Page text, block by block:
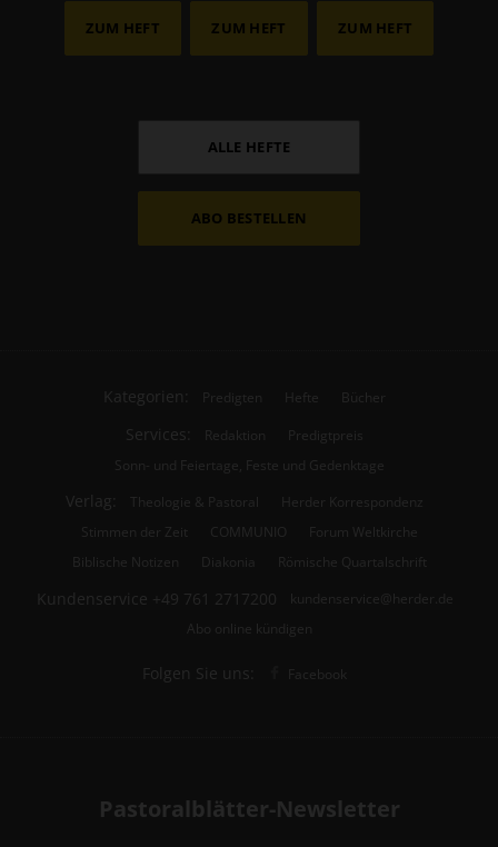
ZUM HEFT ZUM HEFT ZUM HEFT
ALLE HEFTE
ABO BESTELLEN
Kategorien: Predigten Hefte Bücher
Services: Redaktion
Predigtpreis
Sonn- und Feiertage, Feste und Gedenktage
Verlag: Theologie & Pastoral
Herder Korrespondenz
Stimmen der Zeit
COMMUNIO
Forum Weltkirche
Biblische Notizen
Diakonia Römische Quartalschrift
Kundenservice +49 761 2717200
kundenservice@herder.de
Abo online kündigen
Folgen Sie uns: Facebook
Pastoralblätter-Newsletter